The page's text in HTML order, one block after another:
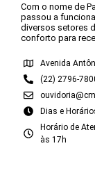
Com o nome de
passou a
diversos setores
conforto para
Avenida
(22) 2796-
Dias e
Horário de
às 17h